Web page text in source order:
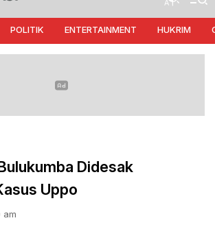
Nusantara
POLITIK ENTERTAINMENT HUKRIM
Didesak
Uppo
am